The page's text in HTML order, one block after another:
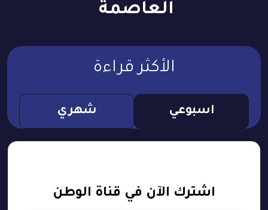
العاصمة
الأكثر قراءة
اسبوعي شهري
اشترك الآن في قناة الوطن